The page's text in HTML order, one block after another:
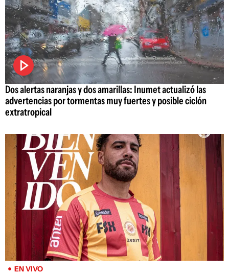
Dos alertas naranjas y dos amarillas: Inumet actualizó las
advertencias por tormentas muy fuertes y posible ciclón
extratropical
EN VIVO